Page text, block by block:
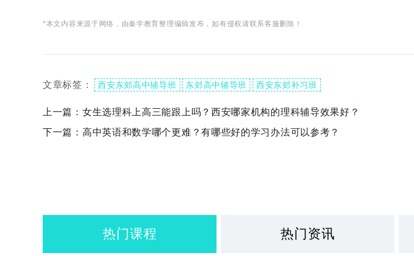
*本文内容来源于网络，由秦学教育整理编辑发布，如有侵权请联系客服删除！
文章标签： 西安东郊高中辅导班 东郊高中辅导班 西安东郊补习班
上一篇： 女生选理科上高三能跟上吗？西安哪家机构的理科辅导效果好？
下一篇： 高中英语和数学哪个更难？有哪些好的学习办法可以参考？
热门课程 热门资讯